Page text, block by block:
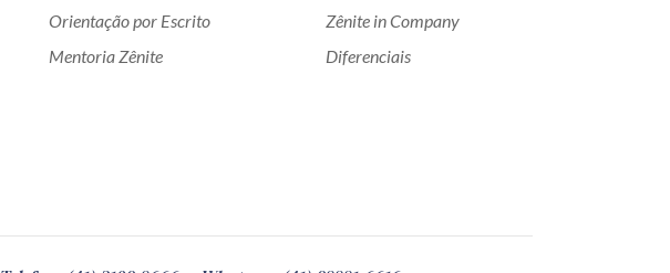
Orientação por Escrito
Mentoria Zênite
Zênite in Company
Diferenciais